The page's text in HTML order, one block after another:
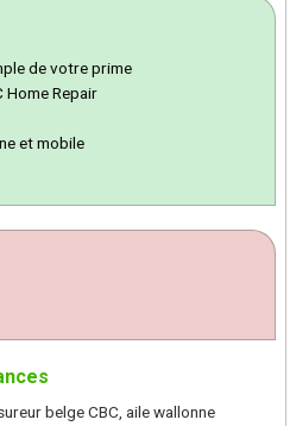
de votre prime
Home Repair
et mobile
belge CBC, aile wallonne